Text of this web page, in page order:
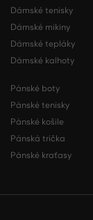
Dámské tenisky
Dámské mikiny
Dámské tepláky
Dámské kalhoty
Pánské boty
Pánské tenisky
Pánské košile
Pánská trička
Pánské kraťasy